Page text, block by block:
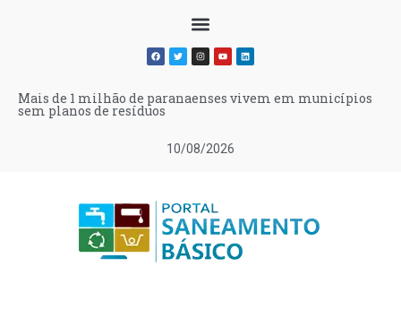
10/08/2026
Mais de 1 milhão de paranaenses vivem em municípios
sem planos de resíduos